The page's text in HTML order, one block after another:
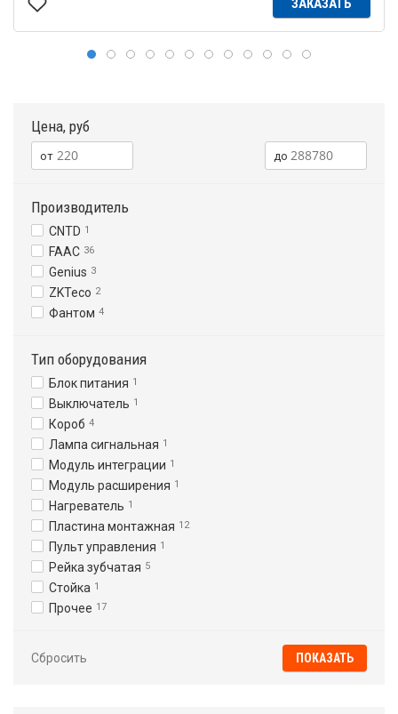
ЗАКАЗАТЬ
Цена, руб
Производитель
CNTD 1
FAAC 36
Genius 3
ZKTeco 2
Фантом 4
Тип оборудования
Блок питания 1
Выключатель 1
Короб 4
Лампа сигнальная 1
Модуль интеграции 1
Модуль расширения 1
Нагреватель 1
Пластина монтажная 12
Пульт управления 1
Рейка зубчатая 5
Стойка 1
Прочее 17
Сбросить